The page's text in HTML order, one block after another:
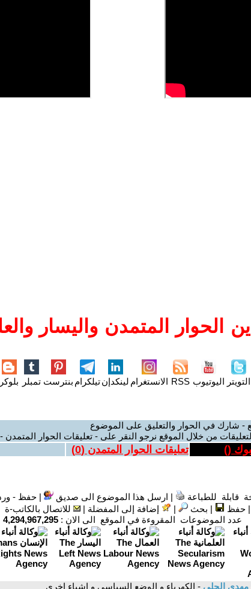
الحوار المتمدن واليسار
التويتر اليوتيوب RSS الانستغرام لينكدإنتيلكرام بنترست تمبلر بلوكر
- شارك في الحوار والتعليق على الموضوع
من خلال الموقع نرجو النقر على - تعليقات الحوار المتمدن -
(
) تعليقات الحوار المتمدن (0
)
قابلة للطباعة | ارسل هذا الموضوع الى صديق |حفظ -
|حفظ | بحث | إضافة إلى المفضلة |
للاتصال بالكاتب-ة
عدد الموضوعات المقروءة في الموقع الى الان : 4,294,967,295
الحلي - الكهرباء و الوضع السياسي و اشياء اخرى